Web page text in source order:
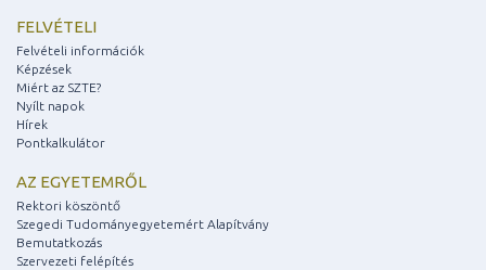
FELVÉTELI
Felvételi információk
Képzések
Miért az SZTE?
Nyílt napok
Hírek
Pontkalkulátor
AZ EGYETEMRŐL
Rektori köszöntő
Szegedi Tudományegyetemért Alapítvány
Bemutatkozás
Szervezeti felépítés